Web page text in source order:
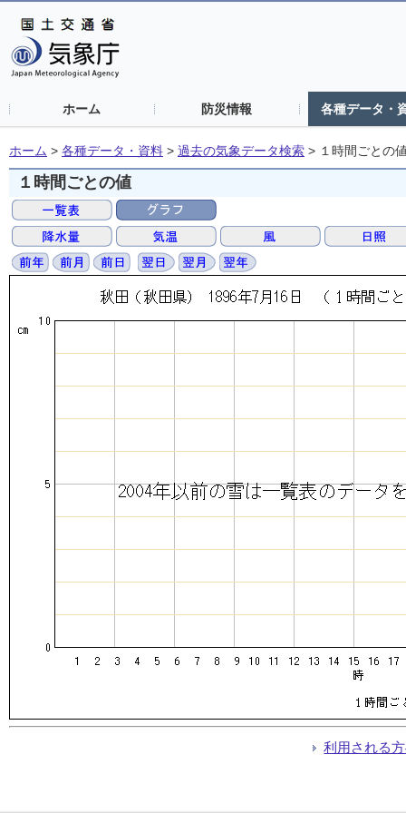
ホーム 防災情報 各種データ・
ホーム > 各種データ・資料 > 過去の気象データ検索 > １時間ごとの
１時間ごとの値
利用される